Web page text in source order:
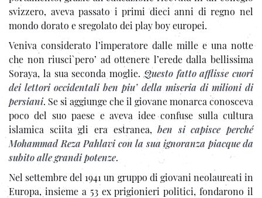
svizzero, aveva passato i primi dieci anni di regno nel
mondo dorato e sregolato dei play boy europei.
Veniva considerato l’imperatore dalle mille e una notte
che non riusci`pero’ ad ottenere l’erede dalla bellissima
Soraya, la sua seconda moglie. Questo fatto afflisse cuori
dei lettori occidentali ben piu’ della miseria di milioni di
persiani. Se si aggiunge che il giovane monarca conosceva
poco del suo paese e aveva idee confuse sulla cultura
islamica sciita gli era estranea,ben si capisce perché
Mohammad Reza Pahlavi con la sua ignoranza piacque da
subito alle grandi potenze.
Nel settembre del 1941 un gruppo di giovani neolaureati in
Europa, insieme a 53 ex prigionieri politici, fondarono il